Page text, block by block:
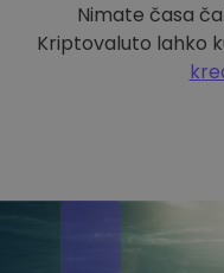
Nimate časa
Kriptovaluto lahko